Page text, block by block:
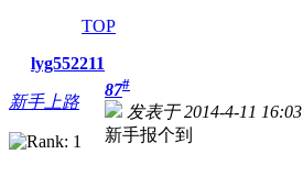
TOP
lyg552211
新手上路
87#
发表于 2014-4-11 16:03
新手报个到